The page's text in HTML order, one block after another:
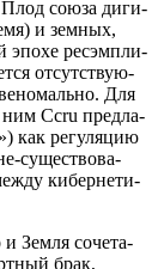
Плод сою­за диги­
и зем­ных,
эпо­хе рес­эм­пли­
отсут­ству­ю­
Для
ним Ccru пред­ла­
как регу­ля­цию
суще­ство­ва­
кибер­не­ти­
Зем­ля соче­та­
брак,